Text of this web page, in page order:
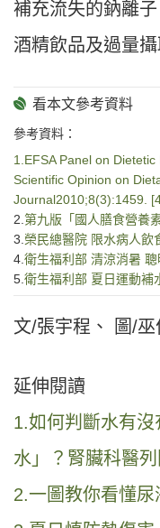
補充流失的鈉離
酒精飲品及過量
參考資料：
1.EFSA Panel on
Scientific Opinion on
Journal2010;8(3):1459.
2.第九版「國人膳食營養
3.榮民總醫院 限水病人飲
4.衛生福利部 清涼消暑
5.衛生福利部 夏日運動
文/張宇程、 圖/巫
延伸閱讀
1.如何判斷水有
水」？腎臟科醫
2.一圖教你看懂